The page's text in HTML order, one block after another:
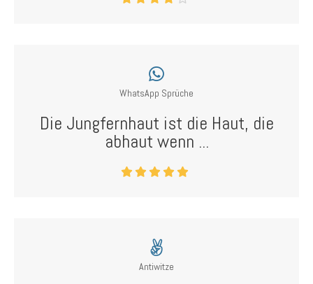
WhatsApp Sprüche
Die Jungfernhaut ist die Haut, die
abhaut wenn ...
Antiwitze